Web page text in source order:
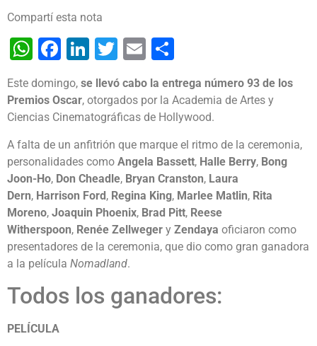
Compartí esta nota
WhatsApp
Facebook
LinkedIn
TwitterEmail
Este domingo, se llevó cabo la entrega número 93 de los
Premios Oscar, otorgados por la Academia de Artes y
Ciencias Cinematográficas de Hollywood.
A falta de un anfitrión que marque el ritmo de la ceremonia,
personalidades como Angela Bassett, Halle Berry, Bong
Joon-Ho, Don Cheadle, Bryan Cranston, Laura
Dern, Harrison Ford, Regina King, Marlee Matlin, Rita
Moreno, Joaquin Phoenix, Brad Pitt, Reese
Witherspoon, Renée Zellweger y Zendaya oficiaron como
presentadores de la ceremonia, que dio como gran ganadora
a la película Nomadland.
Todos los ganadores:
PELÍCULA